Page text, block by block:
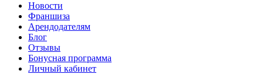
Новости
Франшиза
Арендодателям
Блог
Отзывы
Бонусная программа
Личный кабинет